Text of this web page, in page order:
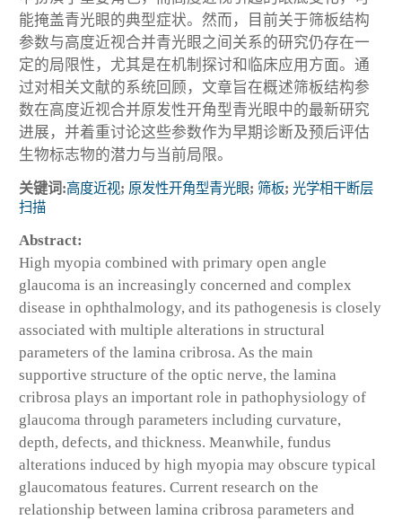
能掩盖青光眼的典型症状。然而，目前关于筛板结构
参数与高度近视合并青光眼之间关系的研究仍存在一
定的局限性，尤其是在机制探讨和临床应用方面。通
过对相关文献的系统回顾，文章旨在概述筛板结构参
数在高度近视合并原发性开角型青光眼中的最新研究
进展，并着重讨论这些参数作为早期诊断及预后评估
生物标志物的潜力与当前局限。
关键词:高度近视; 原发性开角型青光眼; 筛板; 光学相干断层
扫描
Abstract:
High myopia combined with primary open angle
glaucoma is an increasingly concerned and complex
disease in ophthalmology, and its pathogenesis is closely
associated with multiple alterations in structural
parameters of the lamina cribrosa. As the main
supportive structure of the optic nerve, the lamina
cribrosa plays an important role in pathophysiology of
glaucoma through parameters including curvature,
depth, defects, and thickness. Meanwhile, fundus
alterations induced by high myopia may obscure typical
glaucomatous features. Current research on the
relationship between lamina cribrosa parameters and